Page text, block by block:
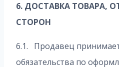
6. ДОСТАВКА ТОВАРА,
СТОРОН
6.1. Продавец
обязательства по